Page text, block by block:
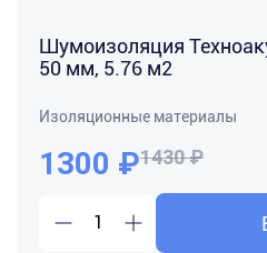
Шумоизоляция
50 мм, 5.76 м2
Изоляционные материалы
1300 ₽1430 ₽